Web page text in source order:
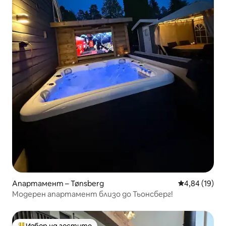
Апартамент – Tønsberg Средна
4,84 (19)
Модерен апартамент близо до Тьонсберг!